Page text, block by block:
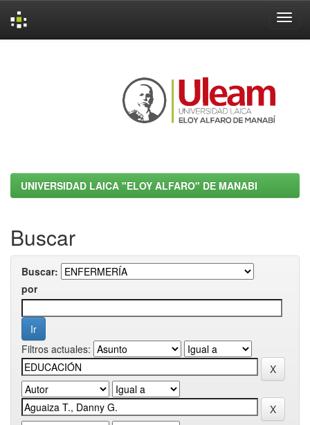
UNIVERSIDAD LAICA "ELOY ALFARO" DE MANABI
Buscar
Buscar:
por
Filtros actuales: